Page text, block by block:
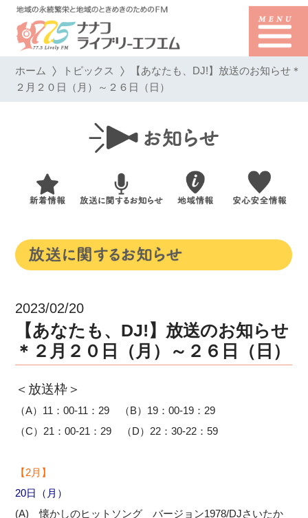
ホーム トピックス 【あなたも、DJ!】放送のお知らせ＊
２月２０日（月）～２６日（日）
2023/02/20
【あなたも、DJ!】放送のお知らせ
＊２月２０日（月）～２６日（日）
＜放送枠＞
（A）11：00-11：29 （B）19：00-19：29
（C）21：00-21：29 （D）22：30-22：59
【2月】
20日（月）
(A) 懐かしのヒットソング バージョン1978/DJさいたか